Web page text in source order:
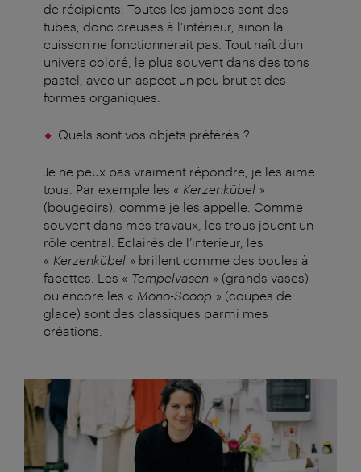
de récipients. Toutes les jambes sont des
tubes, donc creuses à l’intérieur, sinon la
cuisson ne fonctionnerait pas. Tout naît d’un
univers coloré, le plus souvent dans des tons
pastel, avec un aspect un peu brut et des
formes organiques.
Quels sont vos objets préférés ?
Je ne peux pas vraiment répondre, je les aime
tous. Par exemple les « Kerzenkübel »
(bougeoirs), comme je les appelle. Comme
souvent dans mes travaux, les trous jouent un
rôle central. Éclairés de l’intérieur, les
« Kerzenkübel » brillent comme des boules à
facettes. Les « Tempelvasen » (grands vases)
ou encore les « Mono-Scoop » (coupes de
glace) sont des classiques parmi mes
créations.